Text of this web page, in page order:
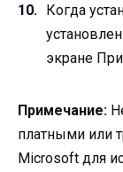
Когда
экране
Примечание:
платными или
Microsoft для